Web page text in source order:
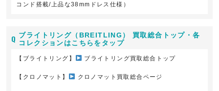
コンド搭載/上品な38mmドレス仕様）
ブライトリング（BREITLING） 買取総合トップ・各
コレクションはこちらをタップ
【ブライトリング】 ブライトリング買取総合トップ
【クロノマット】 クロノマット買取総合ページ